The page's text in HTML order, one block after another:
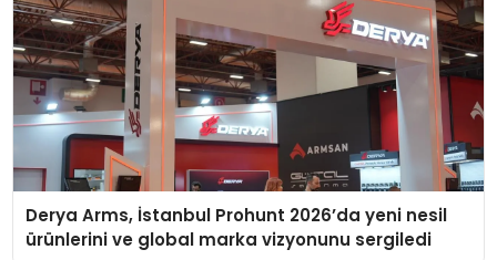
Derya Arms, İstanbul Prohunt 2026’da yeni nesil
ürünlerini ve global marka vizyonunu sergiledi